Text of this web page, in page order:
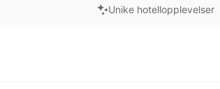
Unike hotellopplevelser